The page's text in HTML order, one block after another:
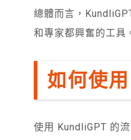
總體而言，
和專家都興奮的工具
如何使
使用 KundliGPT 的